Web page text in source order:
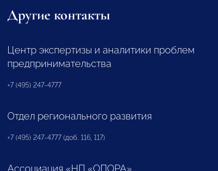
Другие контакты
Центр экспертизы и аналитики проблем
предпринимательства
+7 (495) 247-4777
Отдел регионального развития
+7 (495) 247-4777 (доб. 116, 117)